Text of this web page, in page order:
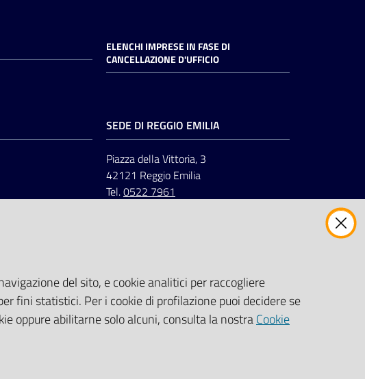
ELENCHI IMPRESE IN FASE DI
CANCELLAZIONE D'UFFICIO
SEDE DI REGGIO EMILIA
Piazza della Vittoria, 3
42121 Reggio Emilia
Tel.0522 7961
del sito, e cookie analitici per raccogliere
fini statistici. Per i cookie di profilazione puoi decidere se
oppure abilitarne solo alcuni, consulta la nostraCookie